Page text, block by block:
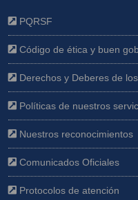
PQRSF
Código de ética y buen
Derechos y Deberes de
Políticas de nuestros
Nuestros reconocimientos
Comunicados Oficiales
Protocolos de atención